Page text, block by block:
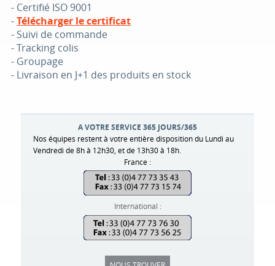
- Certifié ISO 9001
-Télécharger le certificat
- Suivi de commande
-Tracking colis
- Groupage
- Livraison en J+1 des produits en stock
A VOTRE SERVICE 365 JOURS/365
Nos équipes restent à votre entière disposition du Lundi au
Vendredi de 8h à 12h30, et de 13h30 à 18h.
France :
International :